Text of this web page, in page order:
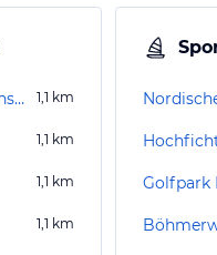
Bio.Garten.Eden Landesgartenschau 2019 1,1 km
1,1 km
1,1 km
1,1 km
Golfpark